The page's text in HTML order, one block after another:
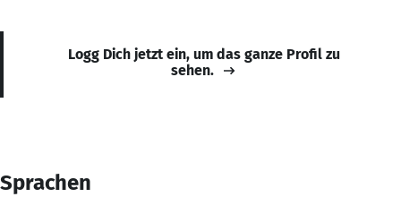
Logg Dich jetzt ein, um das ganze Profil zu
sehen.
Sprachen